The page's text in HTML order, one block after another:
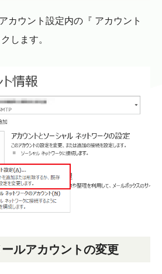
カウント設定内の『 アカウント
します。
ルアカウントの変更